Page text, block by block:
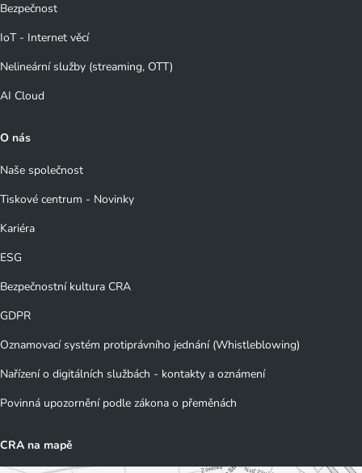
Bezpečnost
IoT - Internet věcí
Nelineární služby (streaming, OTT)
AI Cloud
O nás
Naše společnost
Tiskové centrum - Novinky
Kariéra
ESG
Bezpečnostní kultura CRA
GDPR
Oznamovací systém protiprávního jednání (Whistleblowing)
Nařízení o digitálních službách - kontakty a oznámení
Povinná upozornění podle zákona o přeměnách
CRA na mapě